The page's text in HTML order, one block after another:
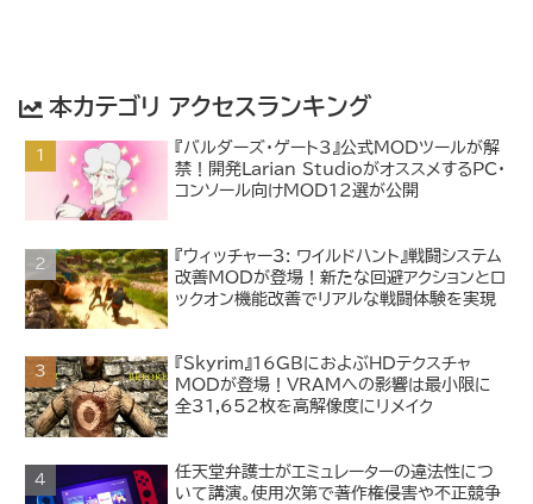
本カテゴリ アクセスランキング
『バルダーズ・ゲート3』公式MODツールが解
禁！開発Larian StudioがオススメするPC・
コンソール向けMOD12選が公開
『ウィッチャー3: ワイルドハント』戦闘システム
改善MODが登場！新たな回避アクションとロ
ックオン機能改善でリアルな戦闘体験を実現
『Skyrim』16GBにおよぶHDテクスチャ
MODが登場！VRAMへの影響は最小限に
全31,652枚を高解像度にリメイク
任天堂弁護士がエミュレーターの違法性につ
いて講演。使用次第で著作権侵害や不正競争